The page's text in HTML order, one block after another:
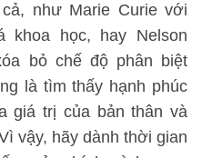
như Marie Curie với
khoa học, hay Nelson
bỏ chế độ phân biệt
là tìm thấy hạnh phúc
giá trị của bản thân và
vậy, hãy dành thời gian